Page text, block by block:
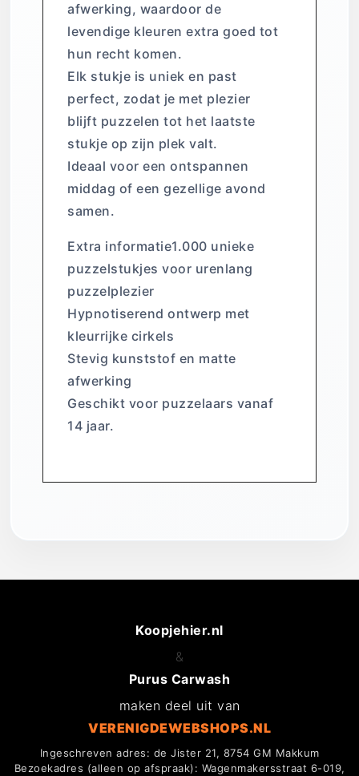
afwerking, waardoor de
levendige kleuren extra goed tot
hun recht komen.
Elk stukje is uniek en past
perfect, zodat je met plezier
blijft puzzelen tot het laatste
stukje op zijn plek valt.
Ideaal voor een ontspannen
middag of een gezellige avond
samen.
Extra informatie1.000 unieke
puzzelstukjes voor urenlang
puzzelplezier
Hypnotiserend ontwerp met
kleurrijke cirkels
Stevig kunststof en matte
afwerking
Geschikt voor puzzelaars vanaf
14 jaar.
Koopjehier.nl
&
Purus Carwash
maken deel uit van
VERENIGDEWEBSHOPS.NL
Ingeschreven adres: de Jister 21, 8754 GM Makkum
Bezoekadres (alleen op afspraak): Wagenmakersstraat 6-019,